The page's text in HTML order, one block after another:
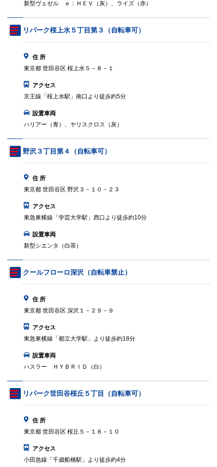
新型ヴェゼル ｅ：ＨＥＶ（灰）、ライズ（赤）
リパーク桜上水５丁目第３（自転車可）
住 所
東京都 世田谷区 桜上水５－８－１
アクセス
京王線「桜上水駅」南口より徒歩約5分
設置車両
ハリアー（青）、ヤリスクロス（灰）
野沢３丁目第４（自転車可）
住 所
東京都 世田谷区 野沢３－１０－２３
アクセス
東急東横線「学芸大学駅」西口より徒歩約10分
設置車両
新型シエンタ（白茶）
クールフローロ深沢（自転車禁止）
住 所
東京都 世田谷区 深沢１－２９－９
アクセス
東急東横線「都立大学駅」より徒歩約18分
設置車両
ハスラー ＨＹＢＲＩＤ（白）
リパーク世田谷桜丘５丁目（自転車可）
住 所
東京都 世田谷区 桜丘５－１８－１０
アクセス
小田急線「千歳船橋駅」より徒歩約4分